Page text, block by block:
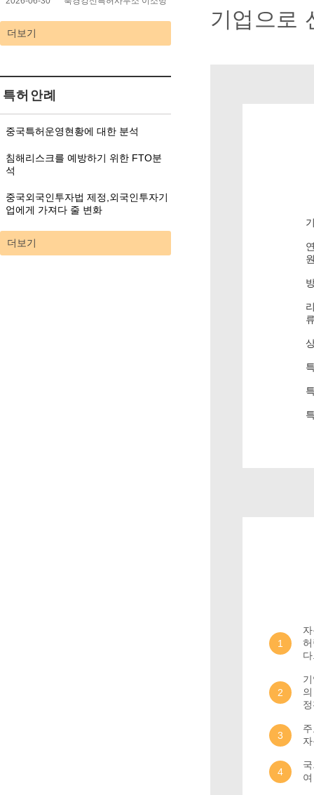
더보기
특허안례
중국특허운영현황에 대한 분석
침해리스크를 예방하기 위한 FTO분
석
중국외국인투자법 제정,외국인투자기
업에게 가져다 줄 변화
더보기
기업으로
1
2
3
4